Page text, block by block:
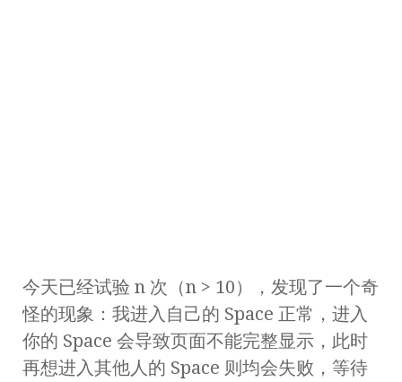
今天已经试验 n 次（n > 10），发现了一个奇
怪的现象：我进入自己的 Space 正常，进入
你的 Space 会导致页面不能完整显示，此时
再想进入其他人的 Space 则均会失败，等待